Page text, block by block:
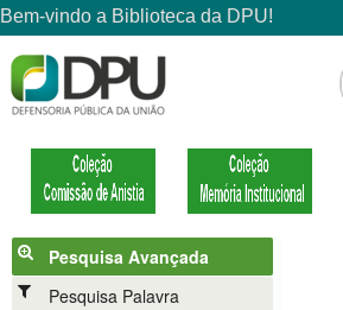
Pesquisa Avançada
Pesquisa Palavra